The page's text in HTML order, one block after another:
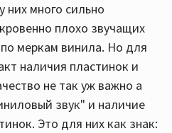
них много сильно
плохо звучащих
меркам винила. Но для
наличия пластинок и
не так уж важно а
звук" и наличие
Это для них как знак: